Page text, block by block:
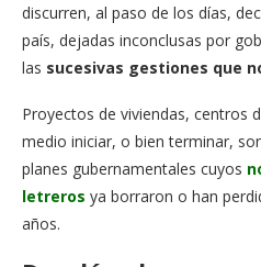
discurren, al paso de los días,
país, dejadas inconclusas por
las sucesivas gestiones que
Proyectos de viviendas, centros
medio iniciar, o bien terminar,
planes gubernamentales cuyos
letreros ya borraron o han
años.